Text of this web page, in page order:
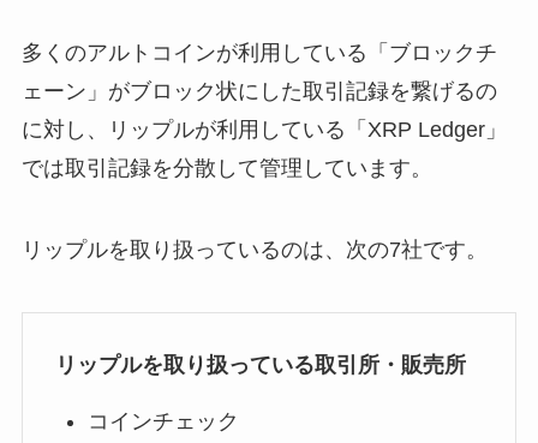
多くのアルトコインが利用している「ブロックチ
ェーン」がブロック状にした取引記録を繋げるの
に対し、リップルが利用している「XRP Ledger」
では取引記録を分散して管理しています。
リップルを取り扱っているのは、次の7社です。
リップルを取り扱っている取引所・販売所
コインチェック